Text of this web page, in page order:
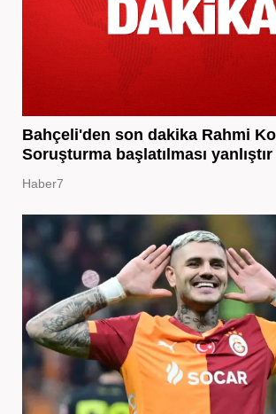
Bahçeli'den son dakika Rahmi
Soruşturma başlatılması yanlıştır
Haber7